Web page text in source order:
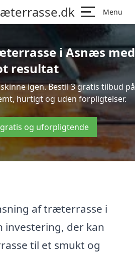
Menu
i Asnæs med
resultat
igen. Bestil 3 gratis tilbud på
hurtigt og uden forpligtelser.
og uforpligtende
af træterrasse i
investering, der kan
til et smukt og